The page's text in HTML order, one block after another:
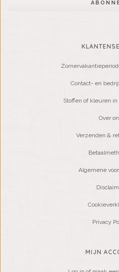
Contact- en
Stoffen of kleuren
Over
Verzenden &
Algemene
Privacy
MIJN